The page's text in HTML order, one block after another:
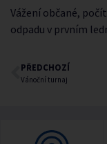
Vážení občané,
odpadu v prvním
PŘEDCHOZÍ
Vánoční turnaj